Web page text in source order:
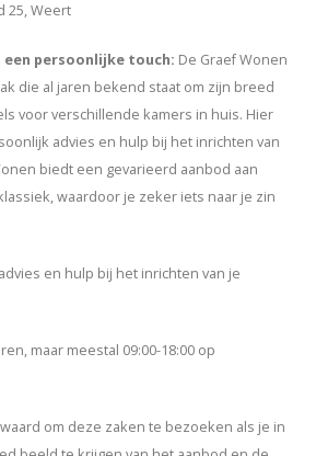
25, Weert
persoonlijke touch: De Graef Wonen
die al jaren bekend staat om zijn breed
voor verschillende kamers in huis. Hier
advies en hulp bij het inrichten van
biedt een gevarieerd aanbod aan
waardoor je zeker iets naar je zin
en hulp bij het inrichten van je
maar meestal 09:00-18:00 op
om deze zaken te bezoeken als je in